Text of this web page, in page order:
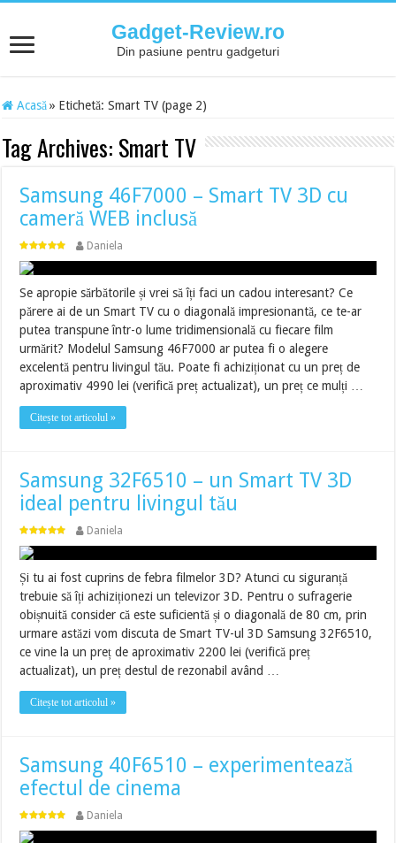
Gadget-Review.ro
Din pasiune pentru gadgeturi
Acasă » Etichetă:Smart TV (page 2)
Tag Archives: Smart TV
Samsung 46F7000 – Smart TV 3D cu
cameră WEB inclusă
Daniela
Se apropie sărbătorile și vrei să îți faci un cadou interesant? Ce
părere ai de un Smart TV cu o diagonală impresionantă, ce te-ar
putea transpune într-o lume tridimensională cu fiecare film
urmărit? Modelul Samsung 46F7000 ar putea fi o alegere
excelentă pentru livingul tău. Poate fi achiziționat cu un preț de
aproximativ 4990 lei (verifică preț actualizat), un preț ce mulți …
Citește tot articolul »
Samsung 32F6510 – un Smart TV 3D
ideal pentru livingul tău
Daniela
Și tu ai fost cuprins de febra filmelor 3D? Atunci cu siguranță
trebuie să îți achiziționezi un televizor 3D. Pentru o sufragerie
obișnuită consider că este suficientă și o diagonală de 80 cm, prin
urmare astăzi vom discuta de Smart TV-ul 3D Samsung 32F6510,
ce vine la un preț de aproximativ 2200 lei (verifică preț
actualizat), un preț destul de rezonabil având …
Citește tot articolul »
Samsung 40F6510 – experimentează
efectul de cinema
Daniela